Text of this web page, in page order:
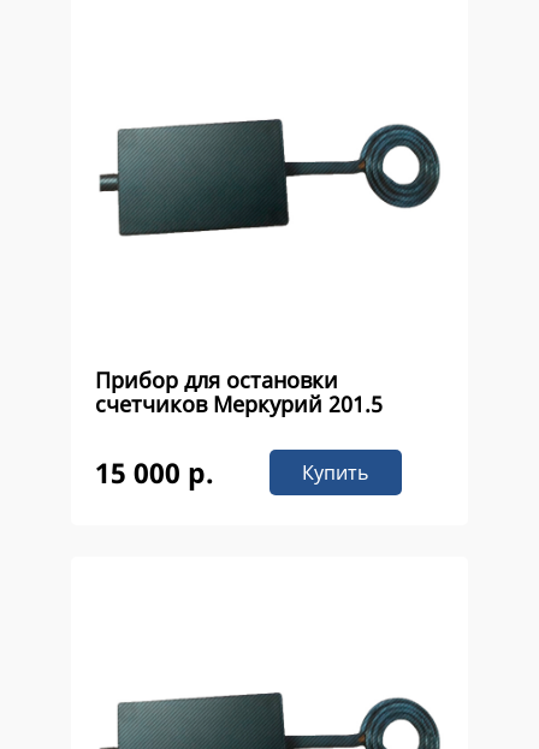
Прибор для остановки
счетчиков Меркурий 201.5
15 000 р. Купить